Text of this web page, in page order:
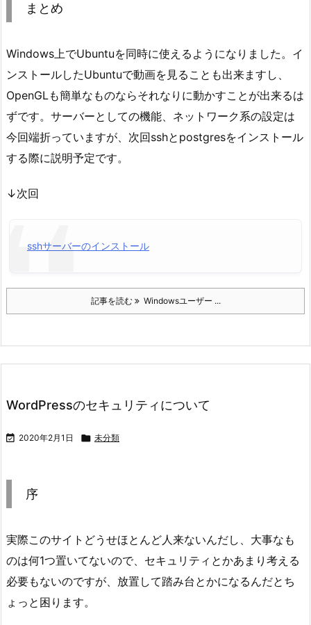
まとめ
Windows上でUbuntuを同時に使えるようになりました。イ
ンストールしたUbuntuで動画を見ることも出来ますし、
OpenGLも簡単なものならそれなりに動かすことが出来るは
ずです。サーバーとしての機能、ネットワーク系の設定は
今回端折っていますが、次回sshとpostgresをインストール
する際に説明予定です。
↓次回
sshサーバーのインストール
記事を読む Windowsユーザー ...
WordPressのセキュリティについて
 2020年2月1日  未分類
序
実際このサイトどうせほとんど人来ないんだし、大事なも
のは何1つ置いてないので、セキュリティとかあまり考える
必要もないのですが、放置して踏み台とかになるんだとち
ょっと困ります。